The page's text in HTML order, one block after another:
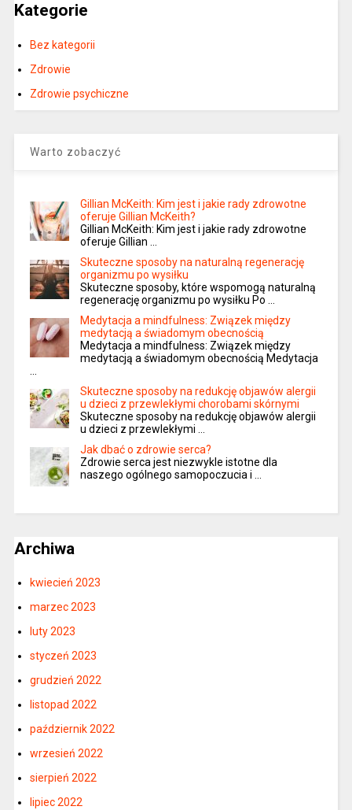
Kategorie
Bez kategorii
Zdrowie
Zdrowie psychiczne
Warto zobaczyć
Gillian McKeith: Kim jest i jakie rady zdrowotne
oferuje Gillian McKeith?
Gillian McKeith: Kim jest i jakie rady zdrowotne
oferuje Gillian …
Skuteczne sposoby na naturalną regenerację
organizmu po wysiłku
Skuteczne sposoby, które wspomogą naturalną
regenerację organizmu po wysiłku Po …
Medytacja a mindfulness: Związek między
medytacją a świadomym obecnością
Medytacja a mindfulness: Związek między
medytacją a świadomym obecnością Medytacja
Skuteczne sposoby na redukcję objawów alergii
u dzieci z przewlekłymi chorobami skórnymi
Skuteczne sposoby na redukcję objawów alergii
u dzieci z przewlekłymi …
Jak dbać o zdrowie serca?
Zdrowie serca jest niezwykle istotne dla
naszego ogólnego samopoczucia i …
Archiwa
kwiecień 2023
marzec 2023
luty 2023
styczeń 2023
grudzień 2022
listopad 2022
październik 2022
wrzesień 2022
sierpień 2022
lipiec 2022